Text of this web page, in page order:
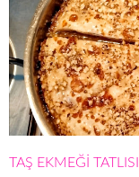
TAŞ EKMEĞİ TATLISI